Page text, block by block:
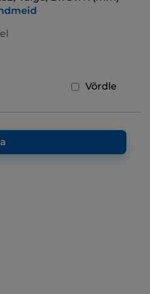
Võrdle